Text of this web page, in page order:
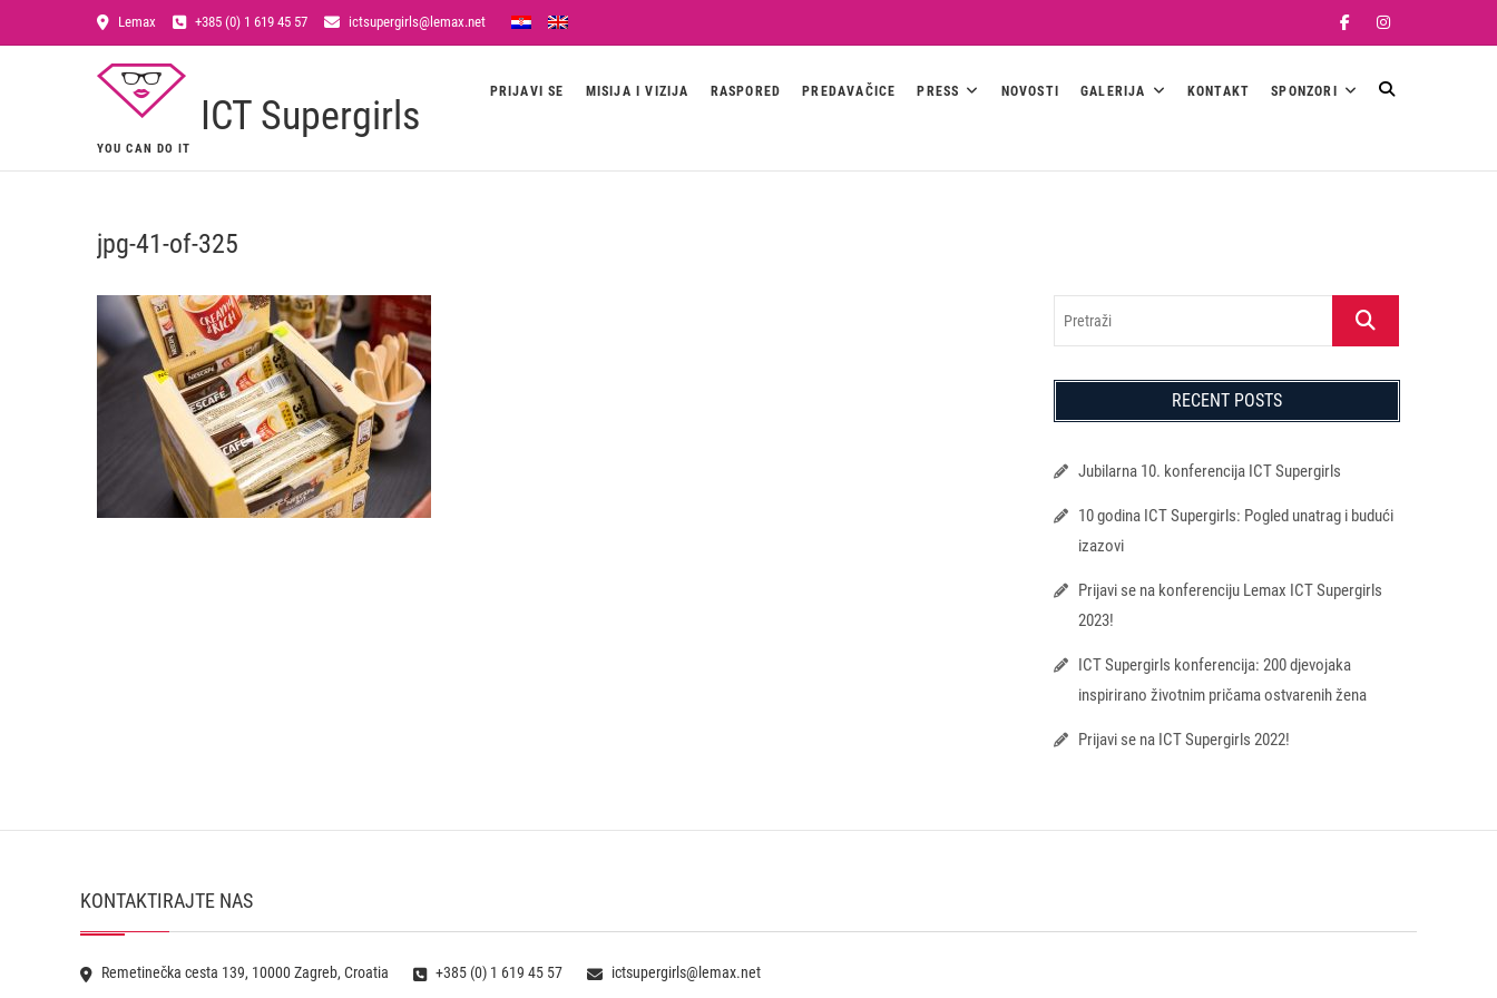
Lemax +385 (0) 1 619 45 57 ictsupergirls@lemax.net FacebookInstagram
ICT Supergirls
YOU CAN DO IT
PRIJAVI SE MISIJA I VIZIJA RASPORED PREDAVAČICE PRESS NOVOSTI GALERIJA KONTAKT SPONZORI
jpg-41-of-325
Pretraži
RECENT POSTS
Jubilarna 10. konferencija ICT Supergirls
10 godina ICT Supergirls: Pogled unatrag i budući
izazovi
Prijavi se na konferenciju Lemax ICT Supergirls
2023!
ICT Supergirls konferencija: 200 djevojaka
inspirirano životnim pričama ostvarenih žena
Prijavi se na ICT Supergirls 2022!
KONTAKTIRAJTE NAS
Remetinečka cesta 139, 10000 Zagreb, Croatia +385 (0) 1 619 45 57 ictsupergirls@lemax.net